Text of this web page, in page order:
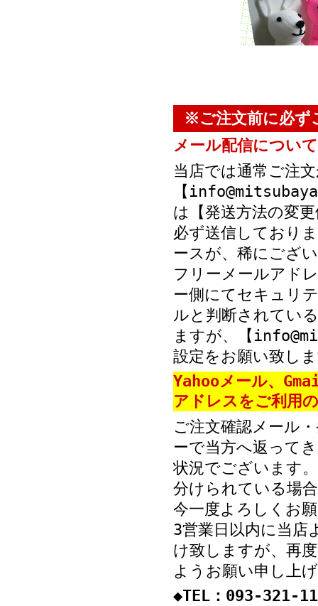
※ご注文前に必ず
メール配信につい
当店では通常ご注
【
は【発送方法の変
必ず送信しており
ースが、稀にござ
フリーメールアド
ー側にてセキュリ
ルと判断されてい
ますが、【
設定をお願い致し
Yahooメール、
アドレスをご利用
ご注文確認メール
ーで当方へ返って
状況でございます
分けられている場
今一度よろしくお
3営業日以内に当店
け致しますが、再
ようお願い申し上
◆TEL：093-321-